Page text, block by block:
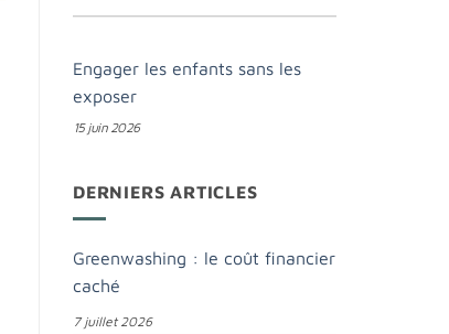
Engager les enfants sans les
exposer
15 juin 2026
DERNIERS ARTICLES
Greenwashing : le coût financier
caché
7 juillet 2026